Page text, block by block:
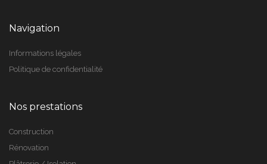
Navigation
Informations légales
Politique de confidentialité
Nos prestations
Construction
Rénovation